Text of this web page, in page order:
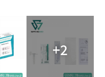
+2